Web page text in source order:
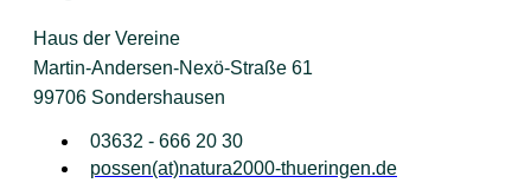
Haus der Vereine
Martin-Andersen-Nexö-Straße 61
99706 Sondershausen
03632 - 666 20 30
possen(at)natura2000-thueringen.de